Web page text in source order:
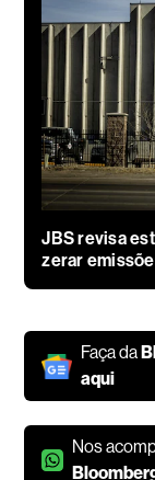
JBS revisa
zerar
Faça da
aqui
Nos